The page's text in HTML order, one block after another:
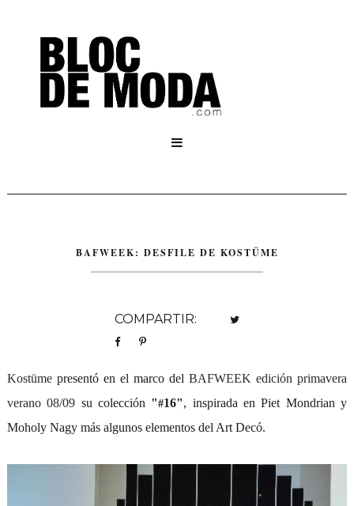

BAFWEEK: DESFILE DE KOSTÜME
COMPARTIR:
Kostümepresentó en el marco delBAFWEEK edición primavera
verano 08/09 su colección "#16", inspirada en Piet Mondrian y
Moholy Nagy más algunos elementos del Art Decó.